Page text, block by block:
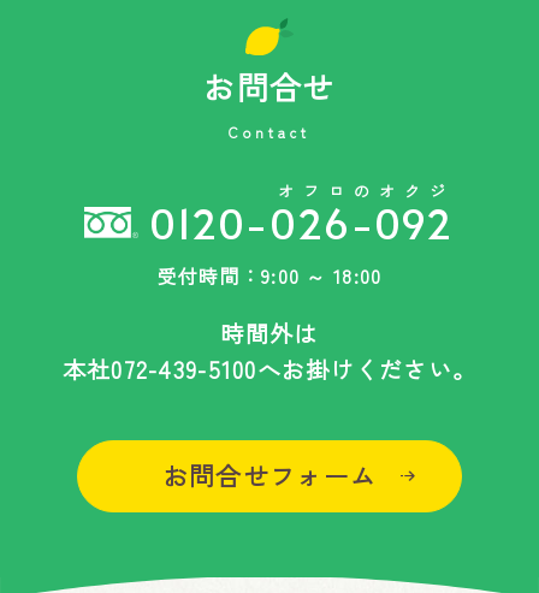
お問合せ
Contact
オフロのオクジ
0120-026-092
受付時間：9:00 ～ 18:00
時間外は
本社072-439-5100へお掛けください。
お問合せフォーム